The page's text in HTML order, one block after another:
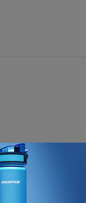
8 ₽
Остатки: